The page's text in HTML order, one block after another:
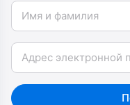
Имя и фамилия
Email